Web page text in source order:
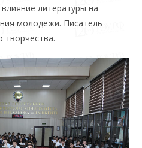
литературы на
молодежи. Писатель
творчества.